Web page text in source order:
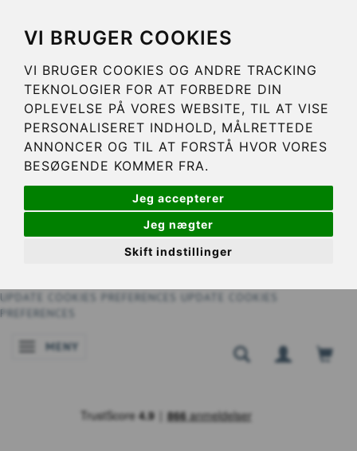
VI BRUGER COOKIES
VI BRUGER COOKIES OG ANDRE TRACKING
TEKNOLOGIER FOR AT FORBEDRE DIN
OPLEVELSE PÅ VORES WEBSITE, TIL AT VISE
PERSONALISERET INDHOLD, MÅLRETTEDE
ANNONCER OG TIL AT FORSTÅ HVOR VORES
BESØGENDE KOMMER FRA.
Jeg accepterer
Jeg nægter
Skift indstillinger
UPDATE COOKIES PREFERENCES
UPDATE COOKIES
PREFERENCES
ÄNDRA NAVIGERING
MENY